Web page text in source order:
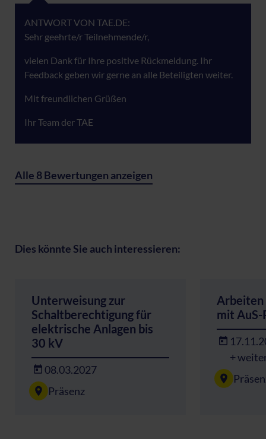
ANTWORT VON TAE.DE:
Sehr geehrte/r Teilnehmende/r,
vielen Dank für Ihre positive Rückmeldung. Ihr
Feedback geben wir gerne an alle Beteiligten weiter.
Mit freundlichen Grüßen
Ihr Team der TAE
Alle 8 Bewertungen anzeigen
Dies könnte Sie auch interessieren:
Unterweisung zur
Schaltberechtigung für
elektrische Anlagen bis
30 kV
08.03.2027
Präsenz
Arbeiten
mit AuS-
+